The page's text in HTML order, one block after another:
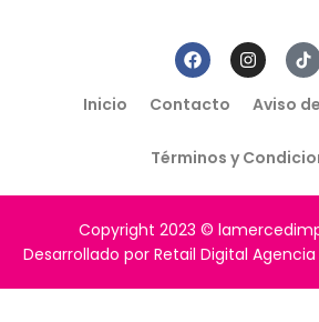
Inicio Contacto Aviso
Términos y
Copyright 2023 ©
Desarrollado por Retail Digital